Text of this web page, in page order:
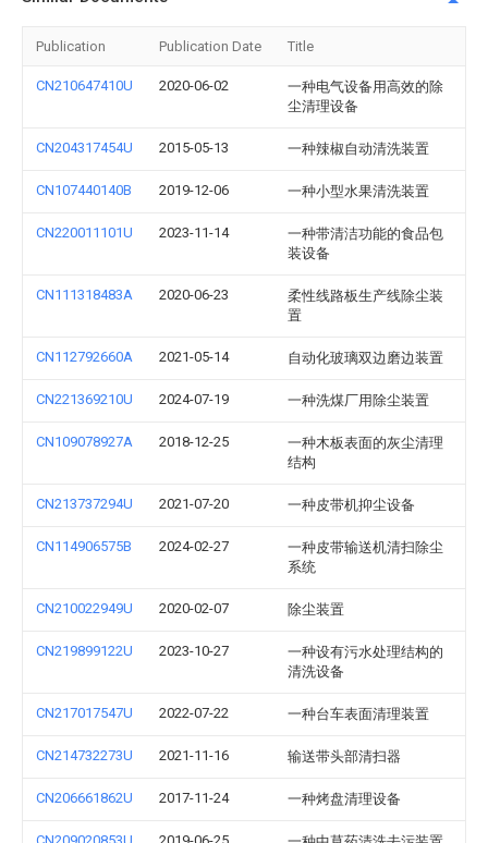
Publication Publication Date Title
CN210647410U 2020-06-02
一种电气设备用高效的除
尘清理设备
CN204317454U 2015-05-13 一种辣椒自动清洗装置
CN107440140B 2019-12-06 一种小型水果清洗装置
CN220011101U 2023-11-14
一种带清洁功能的食品包
装设备
CN111318483A 2020-06-23
柔性线路板生产线除尘装
置
CN112792660A 2021-05-14 自动化玻璃双边磨边装置
CN221369210U 2024-07-19 一种洗煤厂用除尘装置
CN109078927A 2018-12-25
一种木板表面的灰尘清理
结构
CN213737294U 2021-07-20 一种皮带机抑尘设备
CN114906575B 2024-02-27
一种皮带输送机清扫除尘
系统
CN210022949U 2020-02-07 除尘装置
CN219899122U 2023-10-27
一种设有污水处理结构的
清洗设备
CN217017547U 2022-07-22 一种台车表面清理装置
CN214732273U 2021-11-16 输送带头部清扫器
CN206661862U 2017-11-24 一种烤盘清理设备